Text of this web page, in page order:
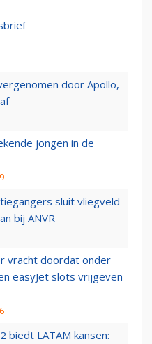
door Apollo,
jongen in de
sluit vliegveld
bij ANVR
vracht doordat onder
easyJet slots vrijgeven
biedt LATAM kansen: